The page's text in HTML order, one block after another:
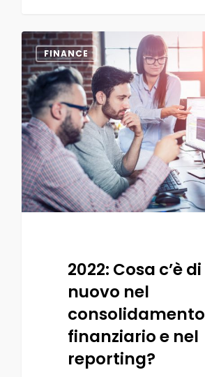
FINANCE
2022: Cosa c’è di
nuovo nel
consolidamento
finanziario e nel
reporting?
0